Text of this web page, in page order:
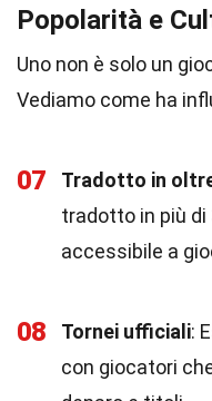
Popolarità e
Uno non è solo un
Vediamo come ha
07 Tradotto in
tradotto in più di
accessibile a
08 Tornei ufficiali:
con giocatori